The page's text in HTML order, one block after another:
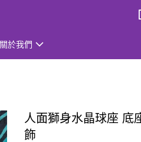
關於我們
人面獅身水晶球座 底
飾